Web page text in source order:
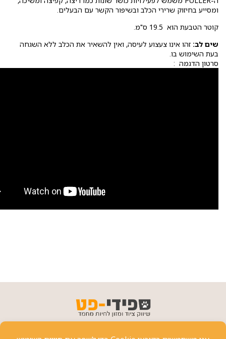
ומסייע בחיזוק שרירי הכלב ובשיפור הקשר עם הבעלים.
קוטר הטבעת הוא 19.5 ס"מ.
שים לב: זהו אינו צעצוע לעיסה, ואין להשאיר את הכלב ללא השגחה
בעת השימוש בו.
סרטון הדגמה :